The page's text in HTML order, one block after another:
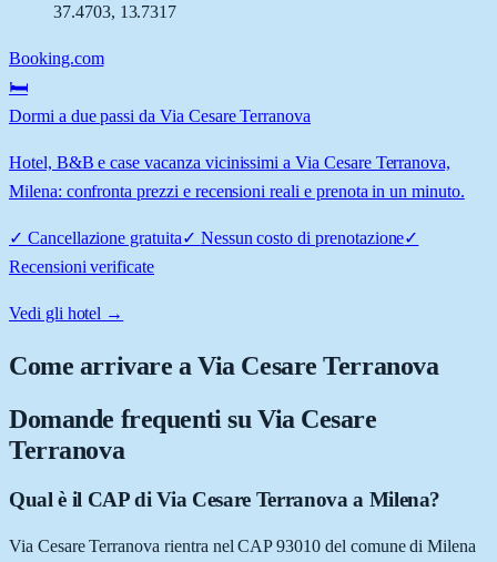
37.4703, 13.7317
Booking.com
🛏️
Dormi a due passi da Via Cesare Terranova
Hotel, B&B e case vacanza vicinissimi a Via Cesare Terranova,
Milena: confronta prezzi e recensioni reali e prenota in un minuto.
✓ Cancellazione gratuita✓ Nessun costo di prenotazione✓
Recensioni verificate
Vedi gli hotel →
Come arrivare aVia Cesare Terranova
Domande frequenti su Via Cesare
Terranova
Qual è il CAP di Via Cesare Terranova a Milena?
Via Cesare Terranova rientra nel CAP 93010 del comune di Milena